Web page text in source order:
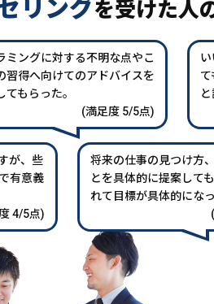
リングを受けた人
ミングに対する不明な点やこ
習得へ向けてのアドバイスを
てもらった。
(満足度 5/5点)
が、些
有意義
4/5点)
将来の仕事の見つけ方
とを具体的に提案して
れて目標が具体的になっ